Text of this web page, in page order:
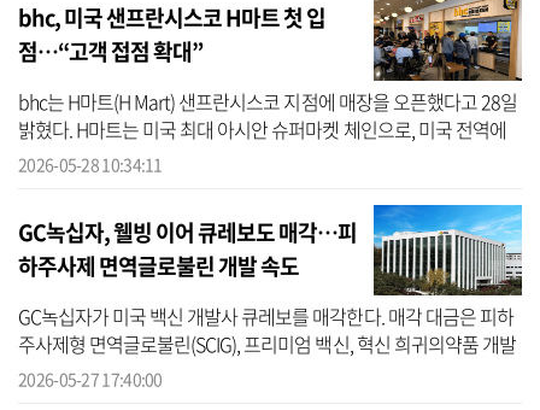
bhc, 미국 샌프란시스코 H마트 첫 입
점…“고객 접점 확대”
bhc는 H마트(H Mart) 샌프란시스코 지점에 매장을 오픈했다고 28일
밝혔다. H마트는 미국 최대 아시안 슈퍼마켓 체인으로, 미국 전역에
100여개에 달하는 매장을 운영하며 한인 사회는 물론 현지인들에게
2026-05-28 10:34:11
GC녹십자, 웰빙 이어 큐레보도 매각…피
하주사제 면역글로불린 개발 속도
GC녹십자가 미국 백신 개발사 큐레보를 매각한다. 매각 대금은 피하
주사제형 면역글로불린(SCIG), 프리미엄 백신, 혁신 희귀의약품 개발
등에 활용될 예정이다. 회사 측은 이 중 SCIG 분야에 중점적으로 투자
2026-05-27 17:40:00